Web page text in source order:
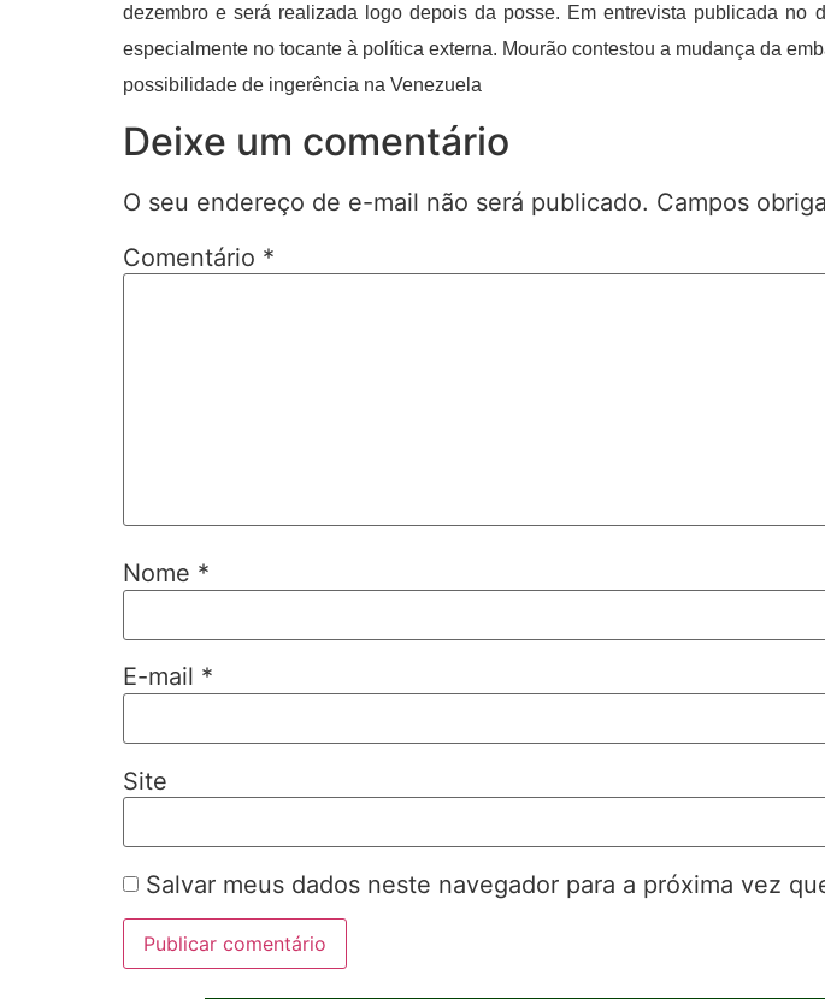
dezembro e será realizada logo depois da posse. Em entrevista publicada
especialmente no tocante à política externa. Mourão contestou a mudança da
possibilidade de ingerência na Venezuela
Deixe um comentário
O seu endereço de e-mail não será publicado. Campos
Comentário *
Nome *
E-mail *
Site
Salvar meus dados neste navegador para a próxima vez